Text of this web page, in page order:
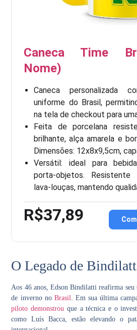
Caneca Time
Nome)
Caneca personalizada
uniforme do Brasil,
na tela de checkout para
Feita de porcelana
brilhante, alça amarela e
Dimensões: 12x8x9,5cm,
Versátil: ideal para
porta-objetos.
lava-louças, mantendo
R$37,89
O Legado de
Aos 46 anos, Edson Bindilatti reafirma seu
de inverno no Brasil. Em sua última
piloto demonstrou que a técnica e o
como Luís Bacca, estão elevando o